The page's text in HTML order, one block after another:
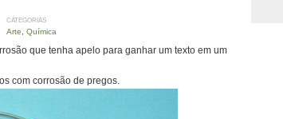
CATEGORIAS
Arte Química
que tenha apelo para ganhar um texto em um
com corrosão de pregos.